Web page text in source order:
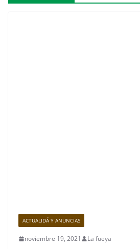
ACTUALIDÁ Y ANUNCIAS
noviembre 19, 2021 La fueya